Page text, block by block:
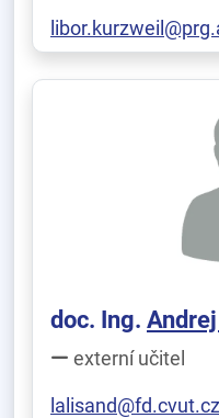
doc. Ing.
externí učitel
lalisand@fd.cvut.cz